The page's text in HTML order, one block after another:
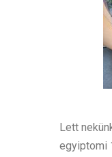
Lett
egyiptomi